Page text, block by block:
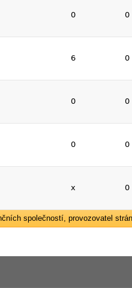
0 0
6 0
0 0
0 0
x 0
společností, provozovatel